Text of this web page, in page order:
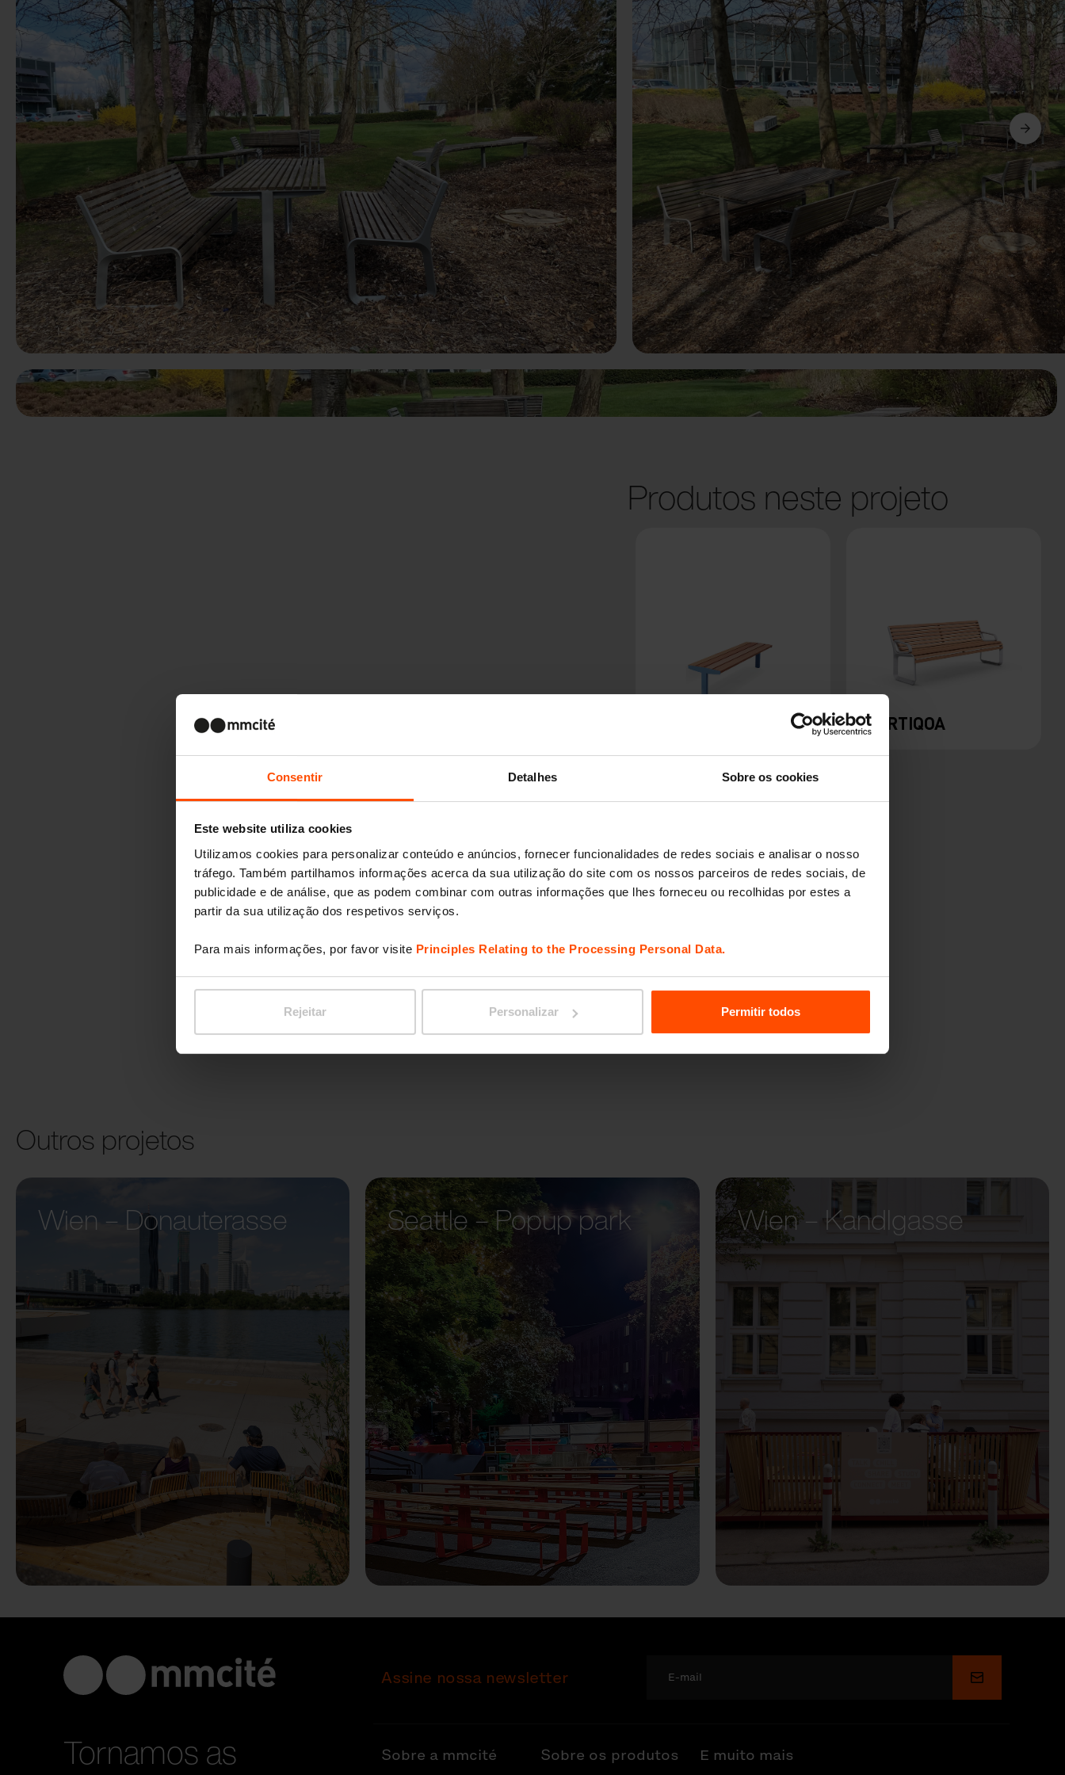
Consentir Detalhes Sobre os cookies
Este website utiliza cookies
Utilizamos cookies para personalizar conteúdo e anúncios, fornecer funcionalidades de redes sociais e analisar o nosso
tráfego. Também partilhamos informações acerca da sua utilização do site com os nossos parceiros de redes sociais, de
publicidade e de análise, que as podem combinar com outras informações que lhes forneceu ou recolhidas por estes a
partir da sua utilização dos respetivos serviços.
Para mais informações, por favor visite Principles Relating to the Processing Personal Data.
Rejeitar Personalizar Permitir todos
Anterior Seguinte
Produtos neste projeto
PORTIQOA
TABLY
Outros projetos
Wien – Donauterasse
Seattle – Popup park Wien – Kandlgasse
Tornamos as
Assine nossa newsletter Enviar
Sobre a mmcité Sobre os produtos E muito mais